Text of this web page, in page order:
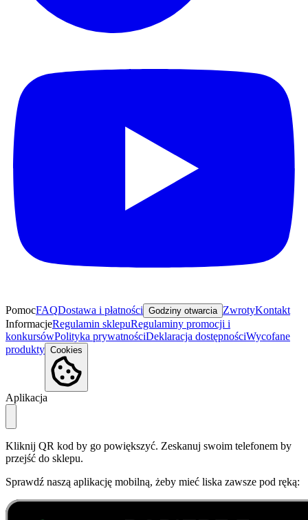
PomocFAQDostawa i płatności Godziny otwarcia ZwrotyKontakt
InformacjeRegulamin sklepuRegulaminy promocji i
konkursówPolityka prywatnościDeklaracja dostępnościWycofane
produkty Cookies
Aplikacja
Kliknij QR kod by go powiększyć. Zeskanuj swoim telefonem by
przejść do sklepu.
Sprawdź naszą aplikację mobilną, żeby mieć liska zawsze pod ręką: